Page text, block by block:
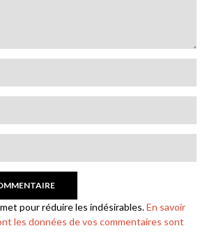
pour réduire les indésirables.En savoir
les données de vos commentaires sont